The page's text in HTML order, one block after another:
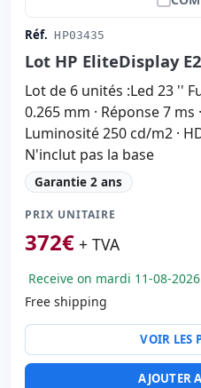
Réf. HP03435
Lot HP EliteDisplay
Lot de 6 unités :Led 23 ''
0.265 mm · Réponse 7 ms
Luminosité 250 cd/m2 ·
N'inclut pas la base
Garantie 2 ans
PRIX UNITAIRE
372€ + TVA
Receive on mardi 11-08-2026
Free shipping
VOIR LES
AJOUTER